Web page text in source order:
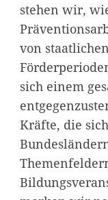
stehen wir,
von
sich einem
Kräfte, die